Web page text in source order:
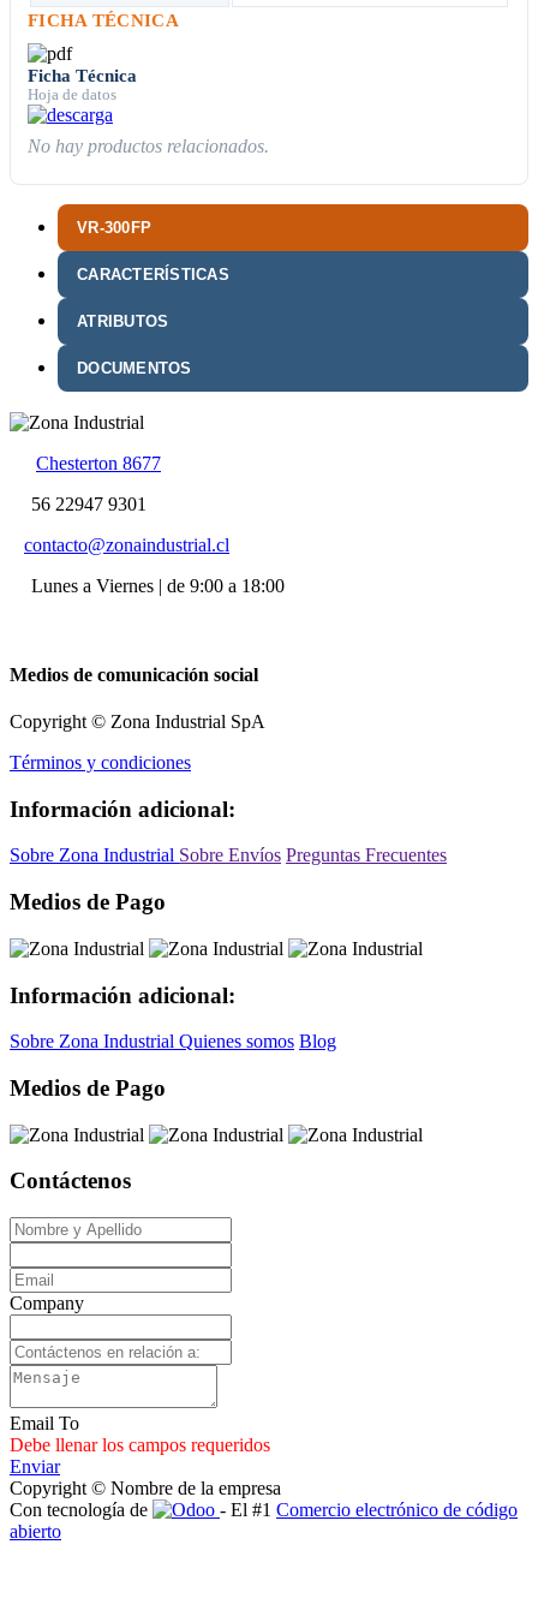
VR-300FP
CARACTERÍSTICAS
ATRIBUTOS
DOCUMENTOS
FICHA TÉCNICA
Ficha Técnica
Hoja de datos
No hay productos relacionados.
Chesterton 8677
56 22947 9301
contacto@zonaindustrial.cl
Lunes a Viernes | de 9:00 a 18:00
Medios de comunicación social
Copyright © Zona Industrial SpA
Términos y condiciones
Información adicional:
Sobre Zona Industrial Sobre Envíos Preguntas Frecuentes
Medios de Pago
Información adicional:
Sobre Zona Industrial Quienes somos Blog
Medios de Pago
Contáctenos
Company
Email To
Debe llenar los campos requeridos
Enviar
Copyright © Nombre de la empresa
Con tecnología de
- El #1 Comercio electrónico de código
abierto